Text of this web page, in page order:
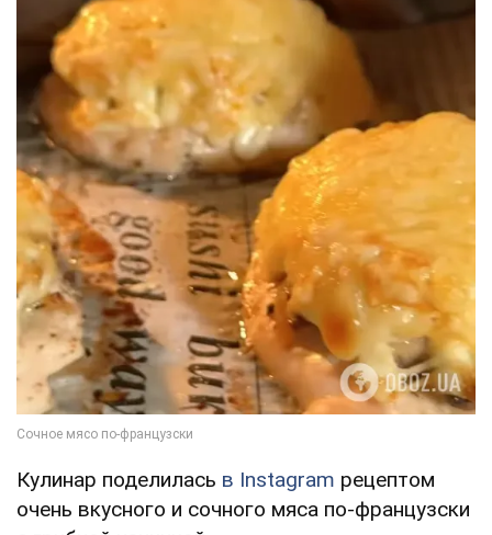
Кулинар поделилась в Instagram рецептом
очень вкусного и сочного мяса по-французски